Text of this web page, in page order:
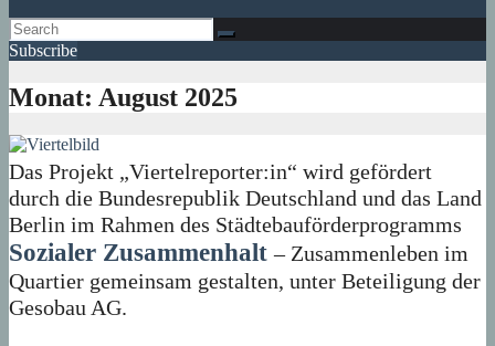
Subscribe
Monat: August 2025
Das Projekt „Viertelreporter:in“ wird gefördert
durch die Bundesrepublik Deutschland und das Land
Berlin im Rahmen des Städtebauförderprogramms
Sozialer Zusammenhalt – Zusammenleben im
Quartier gemeinsam gestalten, unter Beteiligung der
Gesobau AG.